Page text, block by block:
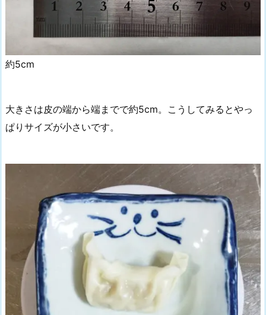
約5cm
大きさは皮の端から端までで約5cm。こうしてみるとやっ
ぱりサイズが小さいです。